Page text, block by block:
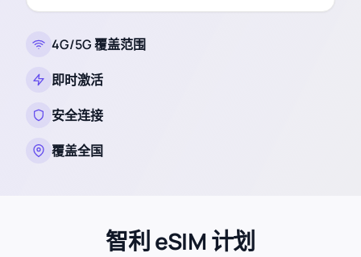
4G/5G 覆盖范围
即时激活
安全连接
覆盖全国
智利 eSIM 计划